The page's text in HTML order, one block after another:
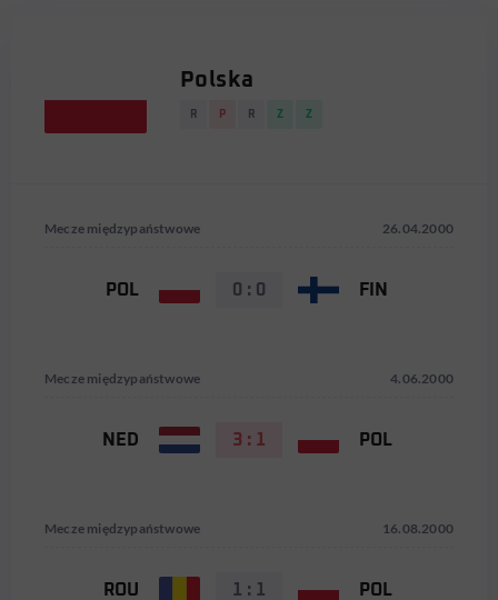
Polska
R P R Z Z
Mecze międzypaństwowe 26.04.2000
POL 0 : 0 FIN
Mecze międzypaństwowe 4.06.2000
NED 3 : 1 POL
Mecze międzypaństwowe 16.08.2000
ROU 1 : 1 POL